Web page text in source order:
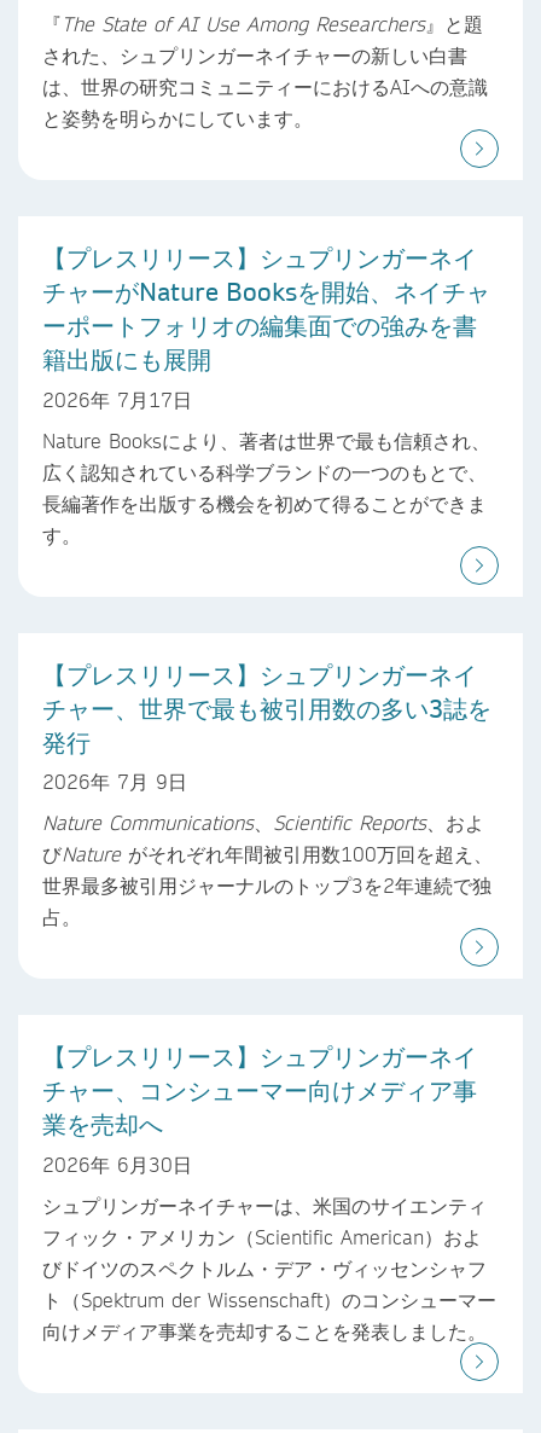
『The State of AI Use Among Researchers』と題
された、シュプリンガーネイチャーの新しい白書
は、世界の研究コミュニティーにおけるAIへの意識
と姿勢を明らかにしています。
【プレスリリース】シュプリンガーネイ
チャーがNature Booksを開始、ネイチャ
ーポートフォリオの編集面での強みを書
籍出版にも展開
2026年 7月17日
Nature Booksにより、著者は世界で最も信頼され、
広く認知されている科学ブランドの一つのもとで、
長編著作を出版する機会を初めて得ることができま
す。
【プレスリリース】シュプリンガーネイ
チャー、世界で最も被引用数の多い3誌を
発行
2026年 7月 9日
Nature Communications、 Scientific Reports、およ
びNatureがそれぞれ年間被引用数100万回を超え、
世界最多被引用ジャーナルのトップ3を2年連続で独
占。
【プレスリリース】シュプリンガーネイ
チャー、コンシューマー向けメディア事
業を売却へ
2026年 6月30日
シュプリンガーネイチャーは、米国のサイエンティ
フィック・アメリカン（Scientific American）およ
びドイツのスペクトルム・デア・ヴィッセンシャフ
ト（Spektrum der Wissenschaft）のコンシューマー
向けメディア事業を売却することを発表しました。